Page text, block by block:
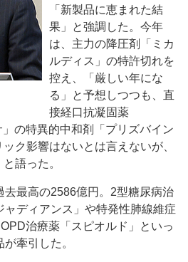
「新製品に恵まれた結
果」と強調した。今年
は、主力の降圧剤「ミカ
ルディス」の特許切れを
控え、「厳しい年にな
る」と予想しつつも、直
接経口抗凝固薬
」の特異的中和剤「プリズバイン
ク影響はないとは言えないが、
語った。
最高の2586億円。2型糖尿病治
ャディアンス」や特発性肺線維症
治療薬「スピオルド」といっ
牽引した。